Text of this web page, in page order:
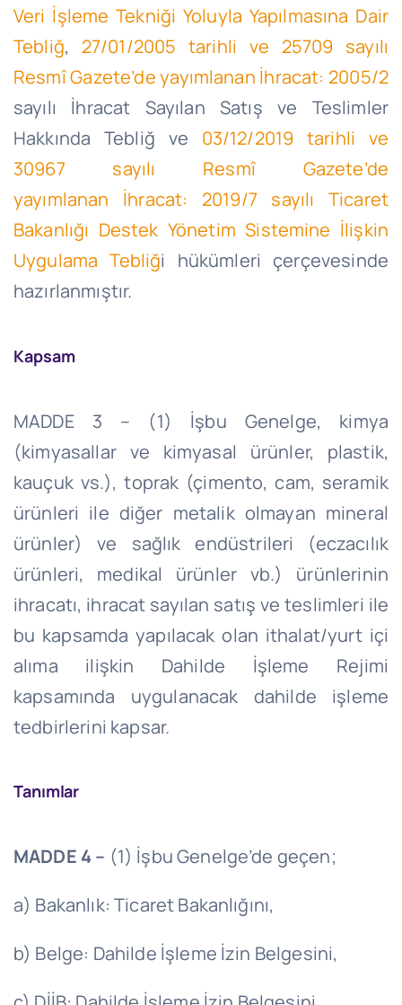
Veri İşleme Tekniği Yoluyla Yapılmasına Dair
Tebliğ, 27/01/2005 tarihli ve 25709 sayılı
Resmî Gazete’de yayımlanan İhracat: 2005/2
sayılı İhracat Sayılan Satış ve Teslimler
Hakkında Tebliğ ve 03/12/2019 tarihli ve
30967 sayılı Resmî Gazete’de
yayımlanan İhracat: 2019/7 sayılı Ticaret
Bakanlığı Destek Yönetim Sistemine İlişkin
Uygulama Tebliği hükümleri çerçevesinde
hazırlanmıştır.
Kapsam
MADDE 3 – (1) İşbu Genelge, kimya
(kimyasallar ve kimyasal ürünler, plastik,
kauçuk vs.), toprak (çimento, cam, seramik
ürünleri ile diğer metalik olmayan mineral
ürünler) ve sağlık endüstrileri (eczacılık
ürünleri, medikal ürünler vb.) ürünlerinin
ihracatı, ihracat sayılan satış ve teslimleri ile
bu kapsamda yapılacak olan ithalat/yurt içi
alıma ilişkin Dahilde İşleme Rejimi
kapsamında uygulanacak dahilde işleme
tedbirlerini kapsar.
Tanımlar
MADDE 4 – (1) İşbu Genelge’de geçen;
a) Bakanlık: Ticaret Bakanlığını,
b) Belge: Dahilde İşleme İzin Belgesini,